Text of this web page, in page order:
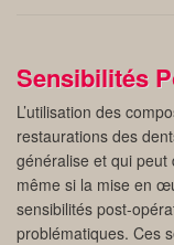
Sensibilités
L’utilisation des
restaurations des
généralise et qui
même si la mise en
sensibilités post-
problématiques. Ces